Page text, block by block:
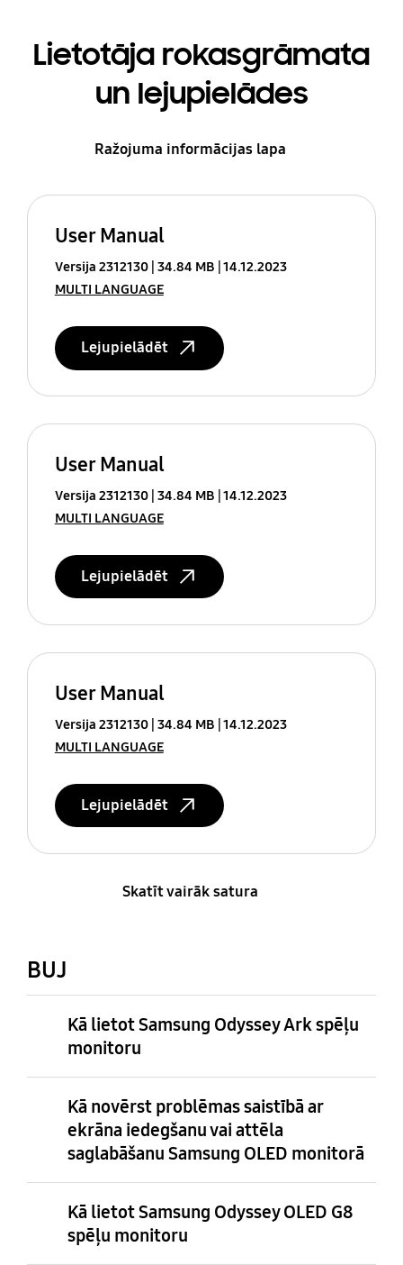
Lietotāja rokasgrāmata
un lejupielādes
Ražojuma informācijas lapa
User Manual
Versija 2312130 34.84 MB 14.12.2023
MULTI LANGUAGE
Lejupielādēt
User Manual
Versija 2312130 34.84 MB 14.12.2023
MULTI LANGUAGE
Lejupielādēt
User Manual
Versija 2312130 34.84 MB 14.12.2023
MULTI LANGUAGE
Lejupielādēt
Skatīt vairāk satura
BUJ
Kā lietot Samsung Odyssey Ark spēļu
monitoru
Kā novērst problēmas saistībā ar
ekrāna iedegšanu vai attēla
saglabāšanu Samsung OLED monitorā
Kā lietot Samsung Odyssey OLED G8
spēļu monitoru